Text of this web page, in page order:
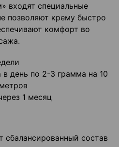
входят специальные
позволяют крему быстро
комфорт во
в день по 2-3 грамма на 10
1 месяц
сбалансированный состав